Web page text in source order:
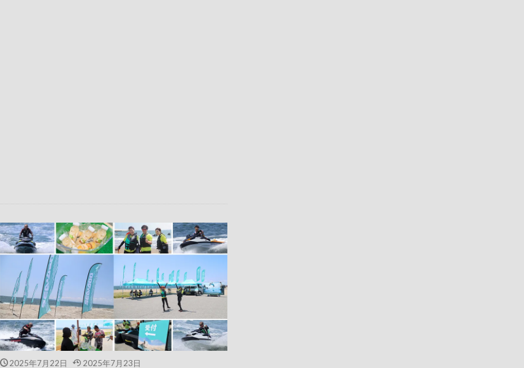
2025年7月22日 2025年7月23日